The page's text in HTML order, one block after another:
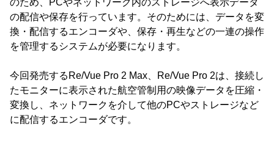
のため、PCやネットワーク内のストレージへ表示データ
の配信や保存を行っています。そのためには、データを変
換・配信するエンコーダや、保存・再生などの一連の操作
を管理するシステムが必要になります。
今回発売するRe/Vue Pro 2 Max、Re/Vue Pro 2は、接続し
たモニターに表示された航空管制用の映像データを圧縮・
変換し、ネットワークを介して他のPCやストレージなど
に配信するエンコーダです。